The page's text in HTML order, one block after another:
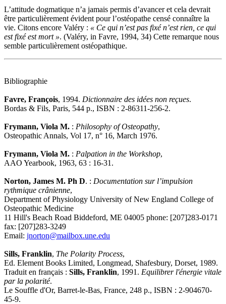
L’attitude dogmatique n’a jamais permis d’avancer et cela devrait
être particulièrement évident pour l’ostéopathe censé connaître la
vie. Citons encore Valéry : « Ce qui n’est pas fixé n’est rien, ce qui
est fixé est mort ». (Valéry, in Favre, 1994, 34) Cette remarque nous
semble particulièrement ostéopathique.
Bibliographie
Favre, François, 1994. Dictionnaire des idées non reçues.
Bordas & Fils, Paris, 544 p., ISBN : 2-86311-256-2.
Frymann, Viola M. : Philosophy of Osteopathy,
Osteopathic Annals, Vol 17, n° 16, March 1976.
Frymann, Viola M. : Palpation in the Workshop,
AAO Yearbook, 1963, 63 : 16-31.
Norton, James M. Ph D. : Documentation sur l’impulsion
rythmique crânienne,
Department of Physiology University of New England College of
Osteopathic Medicine
11 Hill's Beach Road Biddeford, ME 04005 phone: [207]283-0171
fax: [207]283-3249
Email: jnorton@mailbox.une.edu
Sills, Franklin, The Polarity Process,
Ed. Element Books Limited, Longmead, Shafesbury, Dorset, 1989.
Traduit en français : Sills, Franklin, 1991. Equilibrer l'énergie vitale
par la polarité.
Le Souffle d'Or, Barret-le-Bas, France, 248 p., ISBN : 2-904670-
45-9.